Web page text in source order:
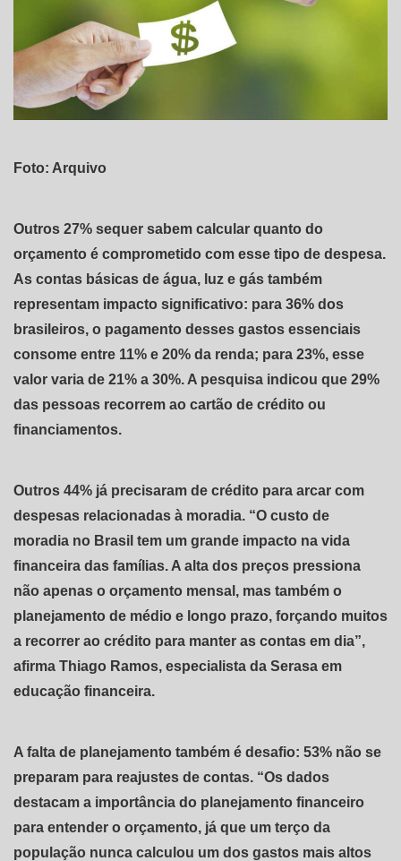
Foto: Arquivo
Outros 27% sequer sabem calcular quanto do
orçamento é comprometido com esse tipo de despesa.
As contas básicas de água, luz e gás também
representam impacto significativo: para 36% dos
brasileiros, o pagamento desses gastos essenciais
consome entre 11% e 20% da renda; para 23%, esse
valor varia de 21% a 30%. A pesquisa indicou que 29%
das pessoas recorrem ao cartão de crédito ou
financiamentos.
Outros 44% já precisaram de crédito para arcar com
despesas relacionadas à moradia. “O custo de
moradia no Brasil tem um grande impacto na vida
financeira das famílias. A alta dos preços pressiona
não apenas o orçamento mensal, mas também o
planejamento de médio e longo prazo, forçando muitos
a recorrer ao crédito para manter as contas em dia”,
afirma Thiago Ramos, especialista da Serasa em
educação financeira.
A falta de planejamento também é desafio: 53% não se
preparam para reajustes de contas. “Os dados
destacam a importância do planejamento financeiro
para entender o orçamento, já que um terço da
população nunca calculou um dos gastos mais altos